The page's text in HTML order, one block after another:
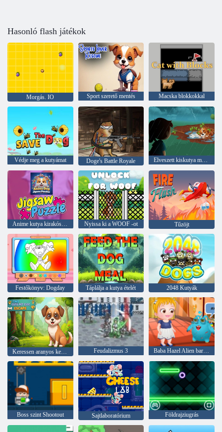
Hasonló flash játékok
Morgás. IO Sport szerető mentés Macska blokkokkal
Védje meg a kutyámat Doge's Battle Royale Elveszett kiskutya mentés
Anime kutya kirakós rejtvények Nyissa ki a WOOF -ot Tűzöjt
Festőkönyv: Dogday Táplálja a kutya ételét 2048 Kutyák
Feudalizmus 3 Baba Hazel Alien barátodnak
Boss szint Shootout Sajtlaboratórium Földrajziugrás